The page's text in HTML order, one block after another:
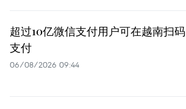
超过10亿微信支付用户可在越南扫码
支付
06/08/2026 09:44